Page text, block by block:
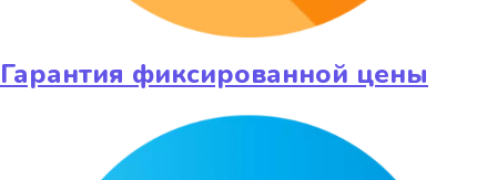
Гарантия фиксированной цены